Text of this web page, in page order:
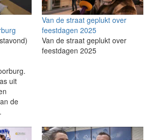
uit
de
Van de straat geplukt over
feestdagen 2025
Van de straat geplukt over
feestdagen 2025